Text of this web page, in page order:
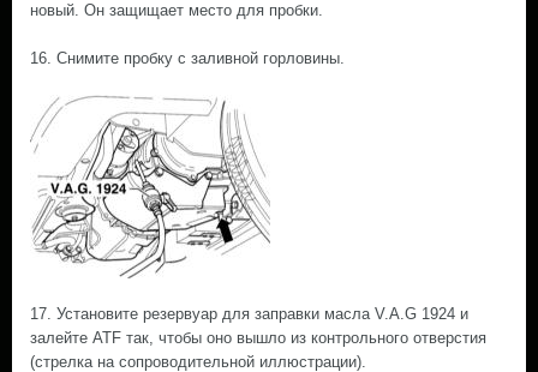
новый. Он защищает место для пробки.
16. Снимите пробку с заливной горловины.
17. Установите резервуар для заправки масла V.A.G 1924 и
залейте ATF так, чтобы оно вышло из контрольного отверстия
(стрелка на сопроводительной иллюстрации).